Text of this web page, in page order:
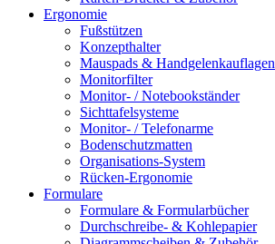
Ergonomie
Fußstützen
Konzepthalter
Mauspads & Handgelenkauflagen
Monitorfilter
Monitor- / Notebookständer
Sichttafelsysteme
Monitor- / Telefonarme
Bodenschutzmatten
Organisations-System
Rücken-Ergonomie
Formulare
Formulare & Formularbücher
Durchschreibe- & Kohlepapier